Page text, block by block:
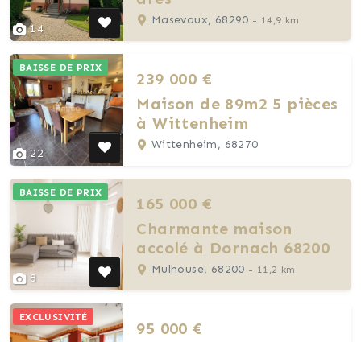
14
Masevaux, 68290 - 14,9 km
22
BAISSE DE PRIX
239 000 €
Maison de 89m2 5 pièces
à Wittenheim
Wittenheim, 68270
8
BAISSE DE PRIX
165 000 €
Charmante maison
accolé à Dornach 68200
Mulhouse, 68200 - 11,2 km
EXCLUSIVITÉ
95 000 €